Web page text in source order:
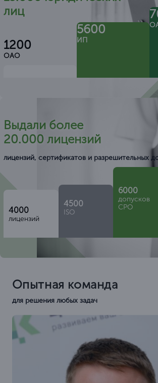
лиц
1200
ОАО
5600
ИП
Выдали более
20.000 лицензий
лицензий, сертификатов и разрешительных
4000
лицензий
4500
ISO
6000
допусков
СРО
Опытная команда
для решения любых задач